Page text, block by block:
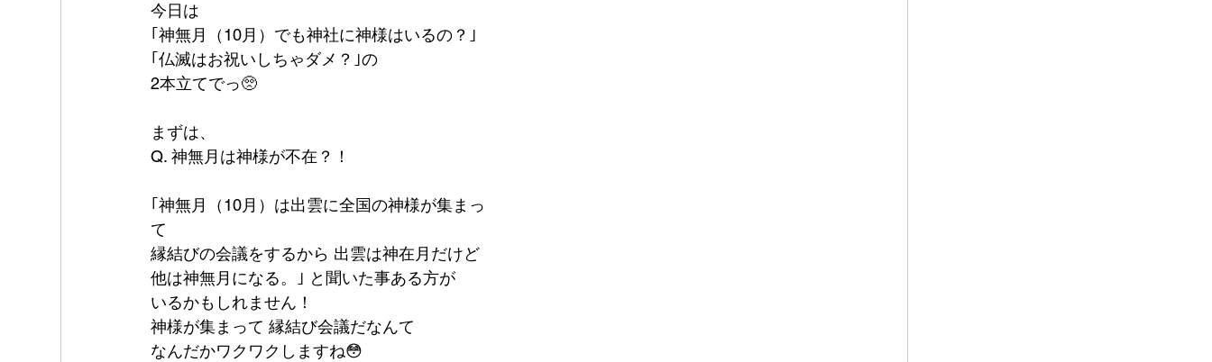
今日は
｢神無月（10月）でも神社に神様はいるの？｣
｢仏滅はお祝いしちゃダメ？｣の
2本立てでっ🥺
まずは、
Q. 神無月は神様が不在？！
｢神無月（10月）は出雲に全国の神様が集まっ
て
縁結びの会議をするから 出雲は神在月だけど
他は神無月になる。｣ と聞いた事ある方が
いるかもしれません！
神様が集まって 縁結び会議だなんて
なんだかワクワクしますね😳